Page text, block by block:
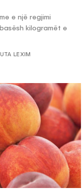
e një regjimi
kilogramët e
LEXIM